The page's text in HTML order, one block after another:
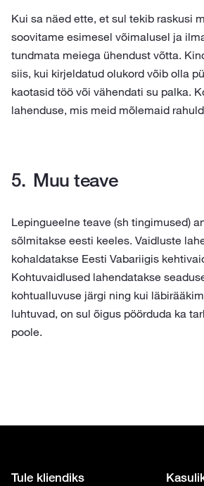
Kui sa näed ette, et sul tekib raskusi
soovitame esimesel võimalusel ja
tundmata meiega ühendust võtta.
siis, kui kirjeldatud olukord võib olla
kaotasid töö või vähendati su palka.
lahenduse, mis meid mõlemaid
Muu teave
Lepingueelne teave (sh tingimused)
sõlmitakse eesti keeles. Vaidluste
kohaldatakse Eesti Vabariigis
Kohtuvaidlused lahendatakse
kohtualluvuse järgi ning kui
luhtuvad, on sul õigus pöörduda ka
poole.
Tule kliendiks